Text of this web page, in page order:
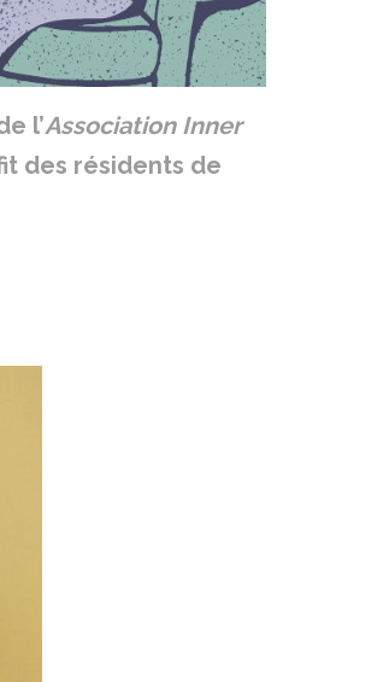
l’Association Inner
des résidents de